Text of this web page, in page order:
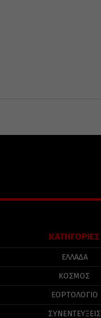
ΚΑΤΗΓΟΡΙΕΣ
ΕΛΛΑΔΑ
ΚΟΣΜΟΣ
ΕΟΡΤΟΛΟΓΙΟ
ΣΥΝΕΝΤΕΥΞΕΙΣ